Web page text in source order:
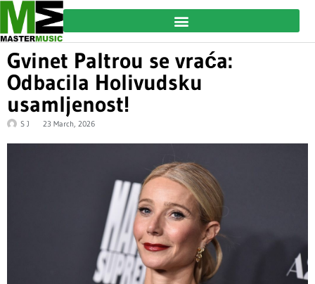
Gvinet Paltrou se vraća:
Odbacila Holivudsku
usamljenost!
S J 23 March, 2026